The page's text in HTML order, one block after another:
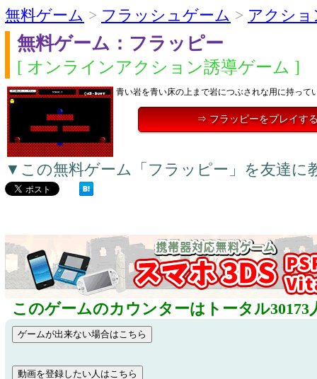
無料ゲーム > フラッシュゲーム > アクショ
無料ゲーム：フラッピー
[ オンラインアクション誘導ゲーム ]
青い岩を青い床の上まで岩につぶされな用に持って
⇒ フラッピーをプレイす
▼この無料ゲーム「フラッピー」を友達に
このゲームのカウンターはトータル30173